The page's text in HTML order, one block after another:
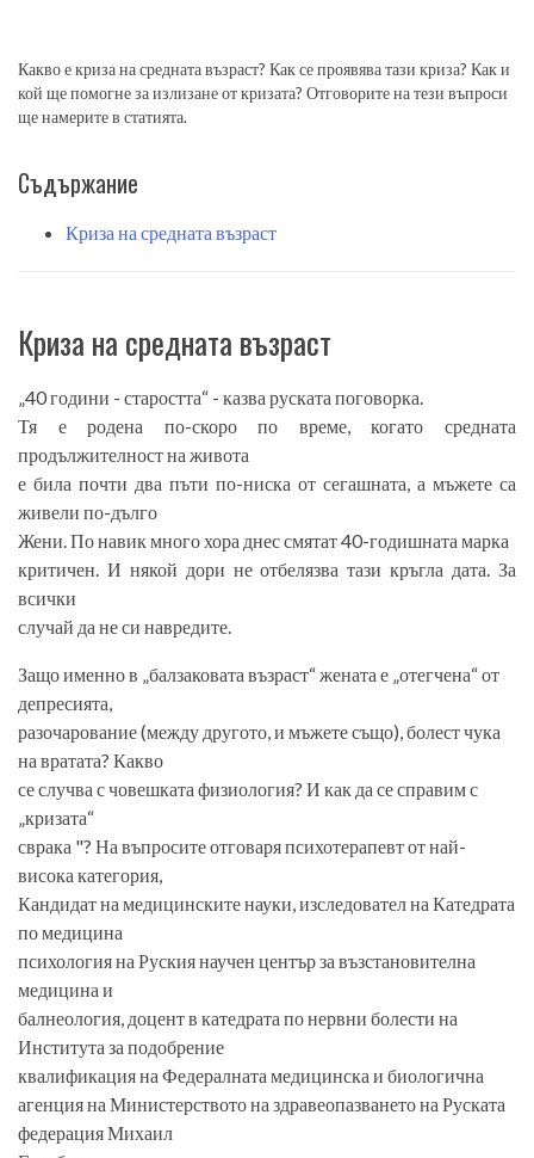
Какво е криза на средната възраст? Как се проявява тази криза? Как и
кой ще помогне за излизане от кризата? Отговорите на тези въпроси
ще намерите в статията.
Съдържание
Криза на средната възраст
Криза на средната възраст
„40 години - старостта“ - казва руската поговорка.
Тя е родена по-скоро по време, когато средната
продължителност на живота
е била почти два пъти по-ниска от сегашната, а мъжете са
живели по-дълго
Жени. По навик много хора днес смятат 40-годишната марка
критичен. И някой дори не отбелязва тази кръгла дата. За
всички
случай да не си навредите.
Защо именно в „балзаковата възраст“ жената е „отегчена“ от
депресията,
разочарование (между другото, и мъжете също), болест чука
на вратата? Какво
се случва с човешката физиология? И как да се справим с
„кризата“
сврака "? На въпросите отговаря психотерапевт от най-
висока категория,
Кандидат на медицинските науки, изследовател на Катедрата
по медицина
психология на Руския научен център за възстановителна
медицина и
балнеология, доцент в катедрата по нервни болести на
Института за подобрение
квалификация на Федералната медицинска и биологична
агенция на Министерството на здравеопазването на Руската
федерация Михаил